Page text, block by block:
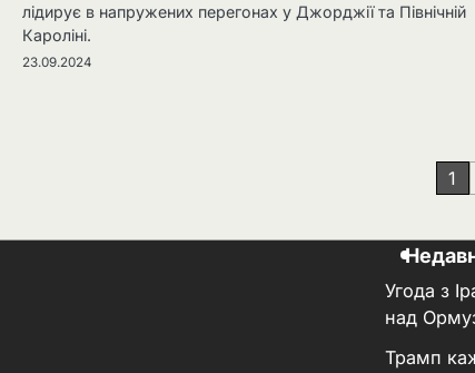
лідирує в напружених перегонах у Джорджії та Північній
Кароліні.
23.09.2024
1
Угода з
над
Трамп